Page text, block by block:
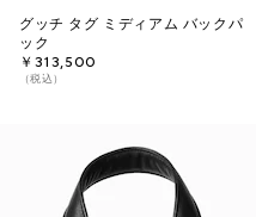
グッチ タグ ミディアム バックパ
ック
￥313,500
（税込）